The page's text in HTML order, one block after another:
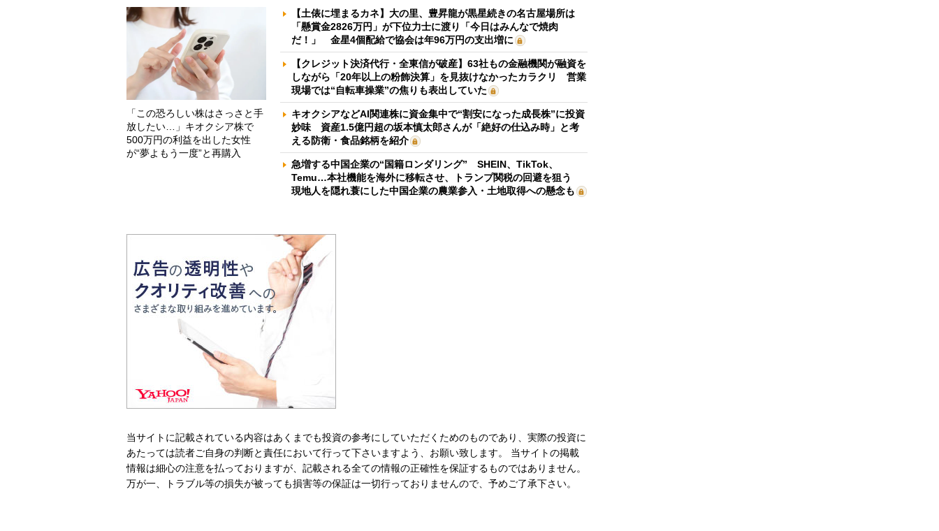
「この恐ろしい株はさっさと手
放したい…」キオクシア株で
500万円の利益を出した女性
が“夢よもう一度”と再購入
【土俵に埋まるカネ】大の里、豊昇龍が黒星続きの名古屋場所は
「懸賞金2826万円」が下位力士に渡り「今日はみんなで焼肉
だ！」 金星4個配給で協会は年96万円の支出増に
【クレジット決済代行・全東信が破産】63社もの金融機関が融資を
しながら「20年以上の粉飾決算」を見抜けなかったカラクリ 営業
現場では“自転車操業”の焦りも表出していた
キオクシアなどAI関連株に資金集中で“割安になった成長株”に投資
妙味 資産1.5億円超の坂本慎太郎さんが「絶好の仕込み時」と考
える防衛・食品銘柄を紹介
急増する中国企業の“国籍ロンダリング” SHEIN、TikTok、
Temu…本社機能を海外に移転させ、トランプ関税の回避を狙う
現地人を隠れ蓑にした中国企業の農業参入・土地取得への懸念も
当サイトに記載されている内容はあくまでも投資の参考にしていただくためのものであり、実際の投資に
あたっては読者ご自身の判断と責任において行って下さいますよう、お願い致します。 当サイトの掲載
情報は細心の注意を払っておりますが、記載される全ての情報の正確性を保証するものではありません。
万が一、トラブル等の損失が被っても損害等の保証は一切行っておりませんので、予めご了承下さい。